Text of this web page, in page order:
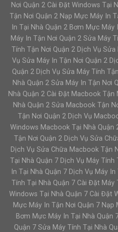
Nơi Quận 2 Cài Đặt Windows Tại
Tận Nơi Quận 2 Nạp Mực Máy In
In Tại Nhà Quận 2 Bơm Mực
Máy In Tận Nơi Quận 2 Sửa Máy
Tính Tận Nơi Quận 2 Dịch Vụ
Vụ Sửa Máy In Tận Nơi Quận 2
Quận 2 Dịch Vụ Sửa Máy Tính
Nhà Quận 2 Sửa Máy In Tận Nơi
Nhà Quận 2 Cài Đặt Macbook
Nhà Quận 2 Sửa Macbook Tận
Tận Nơi Quận 2 Dịch Vụ
Windows Macbook Tại Nhà
Tận Nơi Quận 2 Dịch Vụ Sửa
Dịch Vụ Sửa Chữa Macbook Tận
Tại Nhà Quận 7 Dịch Vụ Máy Tính
In Tại Nhà Quận 7 Dịch Vụ Máy
Tính Tại Nhà Quận 7 Cài Đặt Máy
Windows Tại Nhà Quận 7 Cài Đặt
Mực Máy In Tận Nơi Quận 7
Bơm Mực Máy In Tại Nhà Quận
Quận 7 Sửa Máy Tính Tại Nhà